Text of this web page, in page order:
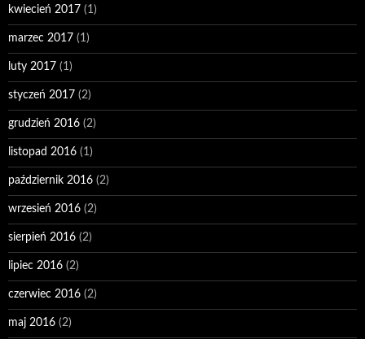
kwiecień 2017 (1)
marzec 2017 (1)
luty 2017 (1)
styczeń 2017 (2)
grudzień 2016 (2)
listopad 2016 (1)
październik 2016 (2)
wrzesień 2016 (2)
sierpień 2016 (2)
lipiec 2016 (2)
czerwiec 2016 (2)
maj 2016 (2)